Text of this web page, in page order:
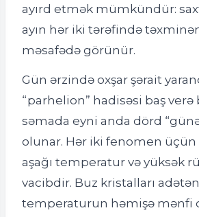
ayırd etmək mümkündür:
ayın hər iki tərəfində
məsafədə görünür.
Gün ərzində oxşar şərait
“parhelion” hadisəsi baş verə
səmada eyni anda dörd
olunar. Hər iki fenomen üçün
aşağı temperatur və yüksək
vacibdir. Buz kristalları adətən
temperaturun həmişə mənfi